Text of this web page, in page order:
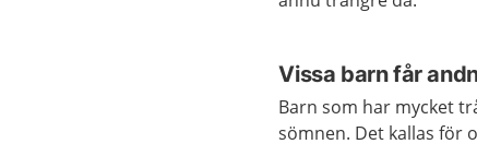
Vissa barn får
Barn som har mycket
sömnen. Det kallas för